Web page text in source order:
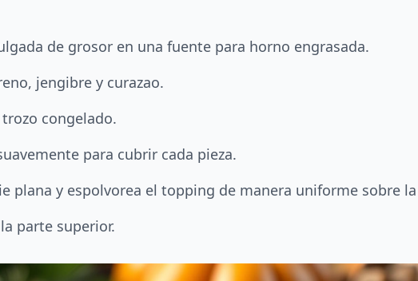
de grosor en una fuente para horno engrasada.
jengibre y curazao.
congelado.
para cubrir cada pieza.
plana y espolvorea el topping de manera uniforme sobre
parte superior.